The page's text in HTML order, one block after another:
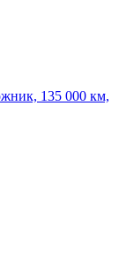
135 000 км,